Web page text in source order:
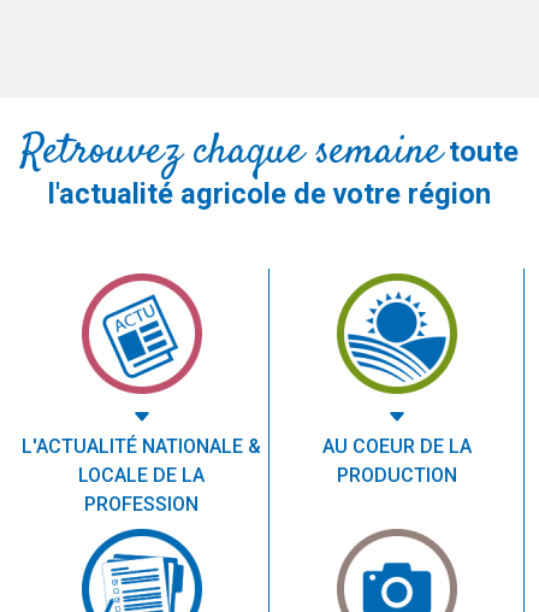
Retrouvez chaque semainetoute
l'actualité agricole de votre région
L'ACTUALITÉ NATIONALE &
LOCALE DE LA
PROFESSION
AU COEUR DE LA
PRODUCTION